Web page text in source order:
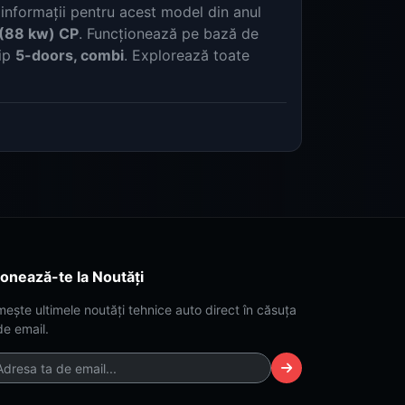
pentru acest model din anul
kw) CP. Funcționează pe bază de
5-doors, combi. Explorează toate
te la Noutăți
ultimele noutăți tehnice auto direct în căsuța
email.